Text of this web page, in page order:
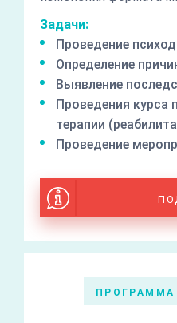
Задачи:
Проведение
Определение
Выявление
Проведения курса
терапии
Проведение
ПРОГРАММА